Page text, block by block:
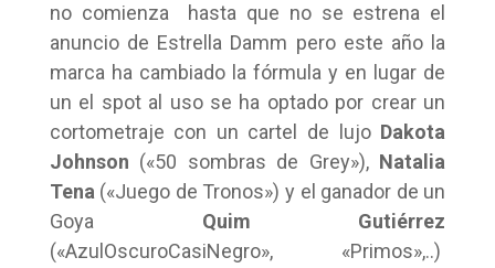
no comienza hasta que no se estrena el
anuncio de Estrella Damm pero este año la
marca ha cambiado la fórmula y en lugar de
un el spot al uso se ha optado por crear un
cortometraje con un cartel de lujo Dakota
Johnson («50 sombras de Grey»), Natalia
Tena («Juego de Tronos») y el ganador de un
Goya Quim Gutiérrez
(«AzulOscuroCasiNegro», «Primos»,..)